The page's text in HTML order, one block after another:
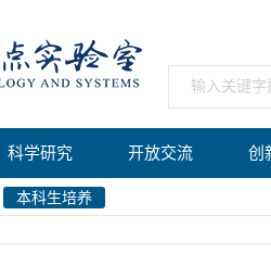
科学研究 开放交流 创
本科生培养